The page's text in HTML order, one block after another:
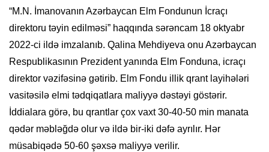
“M.N. İmanovanın Azərbaycan Elm Fondunun İcraçı
direktoru təyin edilməsi” haqqında sərəncam 18 oktyabr
2022-ci ildə imzalanıb. Qalina Mehdiyeva onu Azərbaycan
Respublikasının Prezident yanında Elm Fonduna, icraçı
direktor vəzifəsinə gətirib. Elm Fondu illik qrant layihələri
vasitəsilə elmi tədqiqatlara maliyyə dəstəyi göstərir.
İddialara görə, bu qrantlar çox vaxt 30-40-50 min manata
qədər məbləğdə olur və ildə bir-iki dəfə ayrılır. Hər
müsabiqədə 50-60 şəxsə maliyyə verilir.